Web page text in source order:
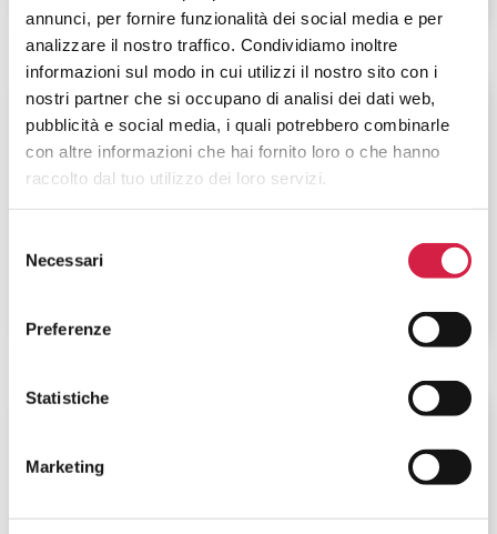
annunci, per fornire funzionalità dei social media e per
analizzare il nostro traffico. Condividiamo inoltre
informazioni sul modo in cui utilizzi il nostro sito con i
nostri partner che si occupano di analisi dei dati web,
pubblicità e social media, i quali potrebbero combinarle
con altre informazioni che hai fornito loro o che hanno
raccolto dal tuo utilizzo dei loro servizi.
delNecessari
Preferenze
Statistiche
Marketing
Piemonte-Torino
ASL Città di Torino – Ospedale Maria
Vittoria
ASL CN1 – Ospedale Regina Montis
Regalis di Mondovì